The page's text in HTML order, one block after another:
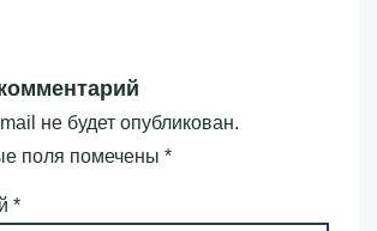
не будет опубликован.
поля помечены *
*